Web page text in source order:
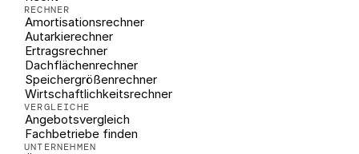
RECHNER
Amortisationsrechner
Autarkierechner
Ertragsrechner
Dachflächenrechner
Speichergrößenrechner
Wirtschaftlichkeitsrechner
VERGLEICHE
Angebotsvergleich
Fachbetriebe finden
UNTERNEHMEN